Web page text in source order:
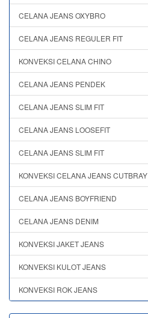
CELANA JEANS OXYBRO
CELANA JEANS REGULER FIT
KONVEKSI CELANA CHINO
CELANA JEANS PENDEK
CELANA JEANS SLIM FIT
CELANA JEANS LOOSEFIT
CELANA JEANS SLIM FIT
KONVEKSI CELANA JEANS CUTBRAY
CELANA JEANS BOYFRIEND
CELANA JEANS DENIM
KONVEKSI JAKET JEANS
KONVEKSI KULOT JEANS
KONVEKSI ROK JEANS